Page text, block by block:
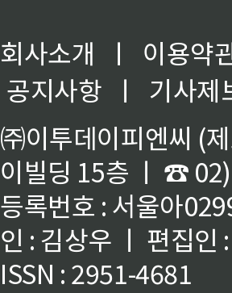
회사소개 ㅣ
이용약
공지사항
ㅣ
기사제
㈜이투데이피엔씨 (
이빌딩 15층 ㅣ ☎
등록번호 : 서울아
인 : 김상우 ㅣ 편집인
ISSN : 2951-4681